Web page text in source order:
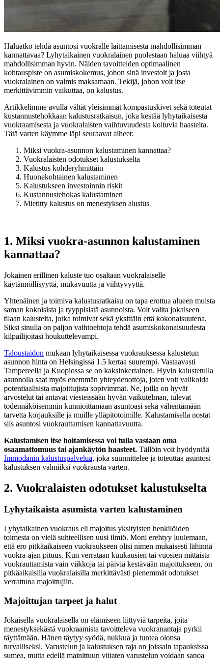
Haluatko tehdä asuntosi vuokralle laittamisesta mahdollisimman
kannattavaa? Lyhytaikainen vuokralainen puolestaan haluaa viihtyä
mahdollisimman hyvin. Näiden tavoitteiden optimaalinen
kohtauspiste on asumiskokemus, johon sinä investoit ja josta
vuokralainen on valmis maksamaan. Tekijä, johon voit itse
merkittävimmin vaikuttaa, on kalustus.
Artikkelimme avulla vältät yleisimmät kompastuskivet sekä toteutat
kustannustehokkaan kalustusratkaisun, joka kestää lyhytaikaisesta
vuokraamisesta ja vuokralaisten vaihtuvuudesta koituvia haasteita.
Tätä varten käymme läpi seuraavat aiheet:
Miksi vuokra-asunnon kalustaminen kannattaa?
Vuokralaisten odotukset kalustukselta
Kalustus kohderyhmittäin
Huonekohtainen kalustaminen
Kalustukseen investoinnin riskit
Kustannustehokas kalustaminen
Mietitty kalustus on menestyksen alustus
1. Miksi vuokra-asunnon kalustaminen
kannattaa?
Jokainen erillinen kaluste tuo osaltaan vuokralaiselle
käytännöllisyyttä, mukavuutta ja viihtyvyyttä.
Yhtenäinen ja toimiva kalustusratkaisu on tapa erottua alueen muista
saman kokoisista ja tyyppisistä asunnoista. Voit valita jokaiseen
tilaan kalusteita, jotka toimivat sekä yksittäin että kokonaisuutena.
Siksi sinulla on paljon vaihtoehtoja tehdä asumiskokonaisuudesta
kilpailijoitasi houkuttelevampi.
Taloustaidon mukaan lyhytaikaisessa vuokrauksessa kalustetun
asunnon hinta on Helsingissä 1.5 kertaa suurempi. Vastaavasti
Tampereella ja Kuopiossa se on kaksinkertainen. Hyvin kalustetulla
asunnolla saat myös enemmän yhteydenottoja, joten voit valikoida
potentiaalisista majoittujista sopivimmat. Ne, joilla on hyvät
arvostelut tai antavat viesteissään hyvän vaikutelman, tulevat
todennäköisemmin kunnioittamaan asuntoasi sekä vähentämään
tarvetta korjauksille ja muille ylläpitotoimille. Kalustamisella nostat
siis asuntosi vuokrauttamisen kannattavuutta.
Kalustamisen itse hoitamisessa voi tulla vastaan oma
osaamattomuus tai ajankäytön haasteet. Tällöin voit hyödyntää
Immodanin kalustuspalvelua, joka suunnittelee ja toteuttaa asuntosi
kalustuksen valmiiksi vuokrausta varten.
2. Vuokralaisten odotukset kalustukselta
Lyhytaikaista asumista varten kalustaminen
Lyhytaikainen vuokraus eli majoitus yksityisten henkilöiden
toimesta on vielä suhteellisen uusi ilmiö. Moni erehtyy luulemaan,
että ero pitkäaikaiseen vuokraukseen olisi nimen mukaisesti lähinnä
vuokra-ajan pituus. Kun verrataan kuukausien tai vuosien mittaista
vuokrauttamista vain viikkoja tai päiviä kestävään majoitukseen, on
pitkäaikaisilla vuokralaisilla merkittävästi pienemmät odotukset
verrattuna majoittujiin.
Majoittujan tarpeet ja halut
Jokaisella vuokralaisella on elämiseen liittyviä tarpeita, joita
menestyksekästä vuokraamista tavoitteleva vuokranantaja pyrkii
täyttämään. Hänen täytyy syödä, nukkua ja tuntea olonsa
turvalliseksi. Varustelun ja kalustuksen raja on joissain tapauksissa
sumea, mutta edellä mainittuun viitaten varustelun voidaan sanoa